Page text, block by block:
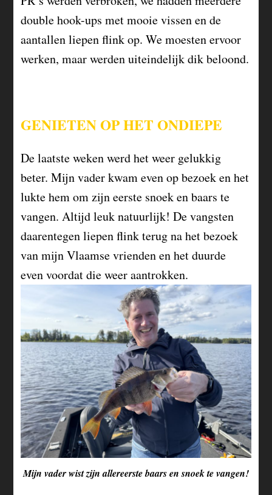
double hook-ups met mooie vissen en de
aantallen liepen flink op. We moesten ervoor
werken, maar werden uiteindelijk dik beloond.
GENIETEN OP HET ONDIEPE
De laatste weken werd het weer gelukkig
beter. Mijn vader kwam even op bezoek en het
lukte hem om zijn eerste snoek en baars te
vangen. Altijd leuk natuurlijk! De vangsten
daarentegen liepen flink terug na het bezoek
van mijn Vlaamse vrienden en het duurde
even voordat die weer aantrokken.
Mijn vader wist zijn allereerste baars en snoek te vangen!